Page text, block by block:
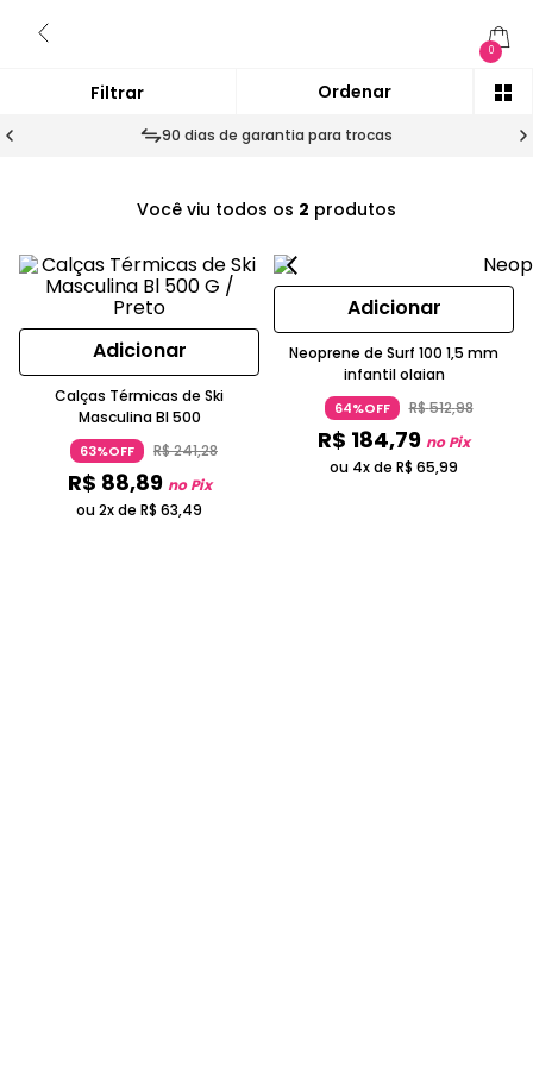
0
90 dias de garantia para trocas
Você viu todos os 2 produtos
Adicionar
Calças Térmicas de Ski
Masculina Bl 500
63%OFF R$241,28
R$ 88,89 no Pix
ou 2x de R$ 63,49
Adicionar
Neoprene de Surf 100 1,5 mm
infantil olaian
64%OFF R$512,98
R$ 184,79 no Pix
ou 4x de R$ 65,99